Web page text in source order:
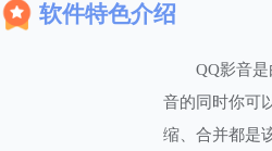
软件特色介绍
QQ影音
音的同时你可
缩、合并都是